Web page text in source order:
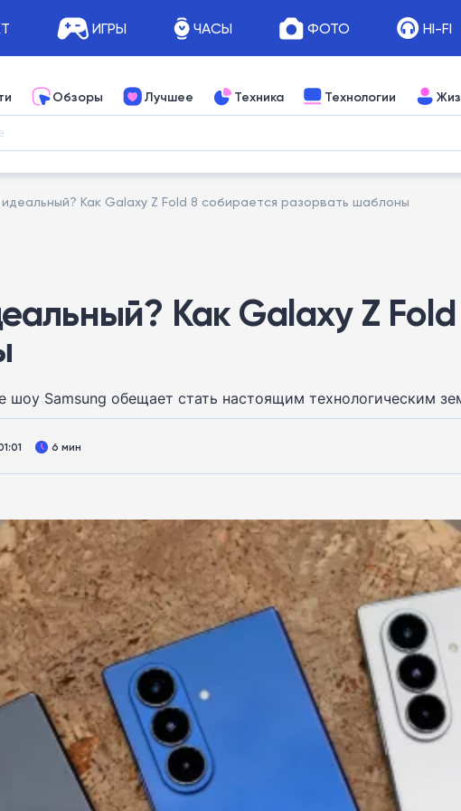
ИГРЫ ЧАСЫ ФОТО HI-FI
Обзоры Лучшее Техника Технологии
идеальный? Как Galaxy Z Fold 8 собирается разорвать шаблоны
Как Galaxy Z
шоу Samsung обещает стать настоящим технологическим
6 мин